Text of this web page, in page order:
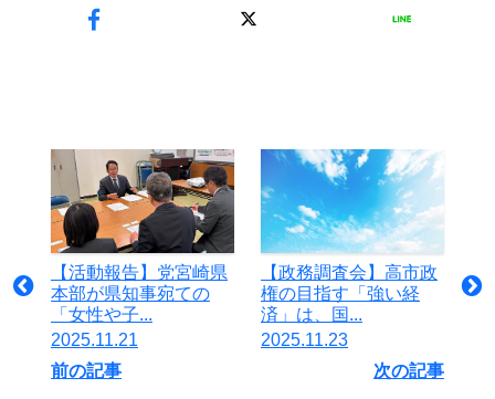
【活動報告】党宮崎県
本部が県知事宛ての
「女性や子...
2025.11.21
前の記事
【政務調査会】高市政
権の目指す「強い経
済」は、国...
2025.11.23
次の記事